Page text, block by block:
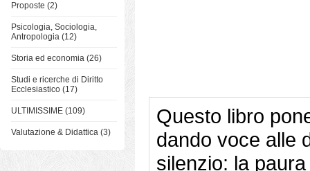
Proposte (2)
Psicologia, Sociologia,
Antropologia (12)
Storia ed economia (26)
Studi e ricerche di Diritto
Ecclesiastico (17)
ULTIMISSIME (109)
Valutazione & Didattica (3)
Questo libro
dando voce alle
silenzio: la